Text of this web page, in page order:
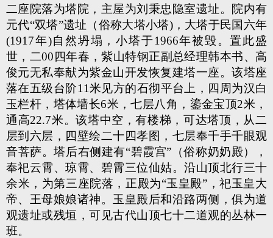
二座院落为塔院，主屋为刘秉忠隐室遗址。院内有
元代“双塔”遗址（俗称大塔小塔)，大塔于民国六年
(1917年)自然坍塌，小塔于1966年被毁。置此盛
世，二00四年春，紫山特钢正副总经理韩本书、高
俊元无私奉献为紫金山开发恢复建塔一座。该塔座
落在五级台阶11米见方的石彻平台上，四周为汉白
玉栏杆，塔体墙长6米，七层八角，鎏金宝顶2米，
通高22.7米。该塔中空，有楼梯，可达塔顶，从二
层到六层，四壁绘二十四孝图，七层奉千手千眼观
音菩萨。塔后右侧建有“碧霞宫”（俗称奶奶殿），
奉祀云霄、琼霄、碧霄三位仙姑。沿山顶北行三十
余米，为第三座院落，正殿为“玉皇殿”，祀玉皇大
帝、王母娘娘诸神。玉皇殿后和沿路两侧，俱为道
观遗址或残垣，可见古代山顶七十二道观的丛林一
班。